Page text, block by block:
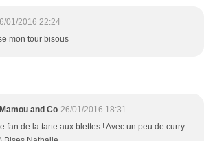
01/2016 22:24
mon tour bisous
and Co 26/01/2016 18:31
fan de la tarte aux blettes ! Avec un peu de curry